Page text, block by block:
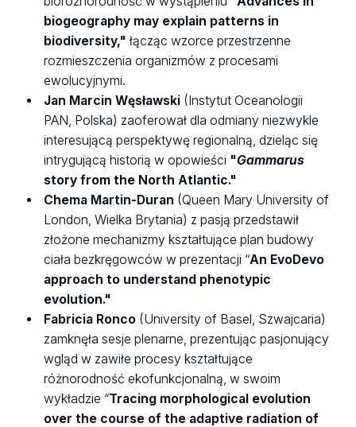
biogeography may explain patterns in
biodiversity," łącząc wzorce przestrzenne
rozmieszczenia organizmów z procesami
ewolucyjnymi.
Jan Marcin Węsławski (Instytut Oceanologii
PAN, Polska) zaoferował dla odmiany niezwykle
interesującą perspektywę regionalną, dzieląc się
intrygującą historią w opowieści "Gammarus
story from the North Atlantic."
Chema Martin-Duran (Queen Mary University of
London, Wielka Brytania) z pasją przedstawił
złożone mechanizmy kształtujące plan budowy
ciała bezkręgowców w prezentacji “An EvoDevo
approach to understand phenotypic
evolution."
Fabricia Ronco (University of Basel, Szwajcaria)
zamknęła sesje plenarne, prezentując pasjonujący
wgląd w zawiłe procesy kształtujące
różnorodność ekofunkcjonalną, w swoim
wykładzie “Tracing morphological evolution
over the course of the adaptive radiation of